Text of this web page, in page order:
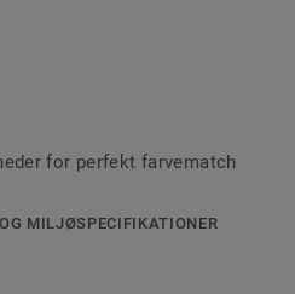
at snavs sætter sig
fås i ens- eller flerfarvet,
gulve eller til at skabe
for perfekt farvematch
MILJØSPECIFIKATIONER